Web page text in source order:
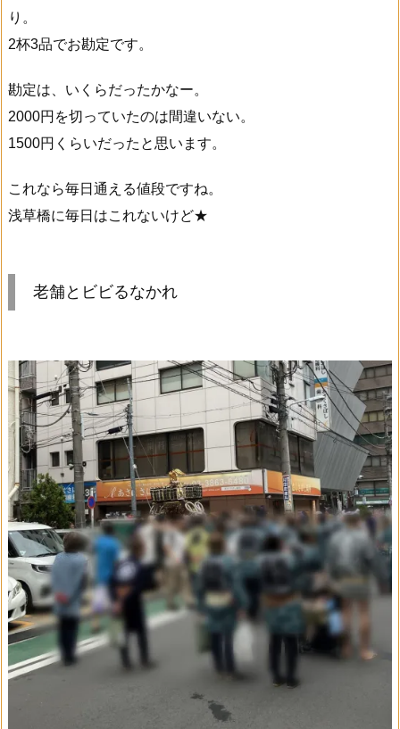
り。
2杯3品でお勘定です。
勘定は、いくらだったかなー。
2000円を切っていたのは間違いない。
1500円くらいだったと思います。
これなら毎日通える値段ですね。
浅草橋に毎日はこれないけど★
老舗とビビるなかれ